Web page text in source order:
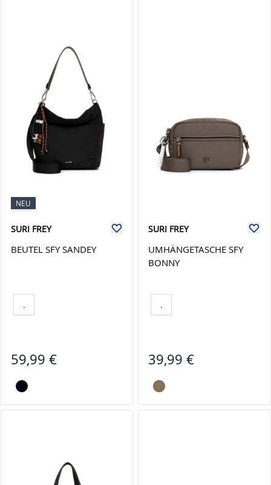
NEU
SURI FREY
BEUTEL SFY SANDEY
.
59,99 €
SURI FREY
UMHÄNGETASCHE SFY
BONNY
.
39,99 €